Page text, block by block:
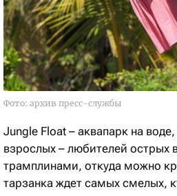
Фото: архив пресс-службы
Jungle Float – аквапарк на
взрослых – любителей острых
трамплинами, откуда можно
тарзанка ждет самых смелых,